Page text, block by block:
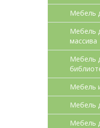
Мебель
Мебель
массива
Мебель
Мебель
Мебель
Мебель